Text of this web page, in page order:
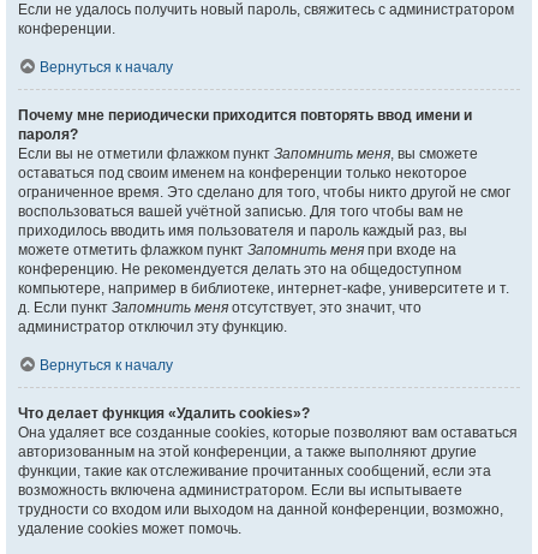
Если не удалось получить новый пароль, свяжитесь с администратором
конференции.
Вернуться к началу
Почему мне периодически приходится повторять ввод имени и
пароля?
Если вы не отметили флажком пункт Запомнить меня, вы сможете
оставаться под своим именем на конференции только некоторое
ограниченное время. Это сделано для того, чтобы никто другой не смог
воспользоваться вашей учётной записью. Для того чтобы вам не
приходилось вводить имя пользователя и пароль каждый раз, вы
можете отметить флажком пункт Запомнить меня при входе на
конференцию. Не рекомендуется делать это на общедоступном
компьютере, например в библиотеке, интернет-кафе, университете и т.
д. Если пункт Запомнить меня отсутствует, это значит, что
администратор отключил эту функцию.
Вернуться к началу
Что делает функция «Удалить cookies»?
Она удаляет все созданные cookies, которые позволяют вам оставаться
авторизованным на этой конференции, а также выполняют другие
функции, такие как отслеживание прочитанных сообщений, если эта
возможность включена администратором. Если вы испытываете
трудности со входом или выходом на данной конференции, возможно,
удаление cookies может помочь.